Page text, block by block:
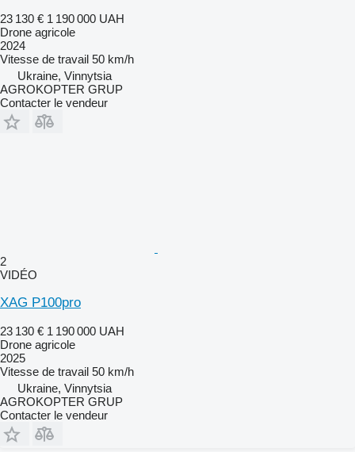
23 130 € 1 190 000 UAH
Drone agricole
2024
Vitesse de travail 50 km/h
Ukraine, Vinnytsia
AGROKOPTER GRUP
Contacter le vendeur
2
VIDÉO
XAG P100pro
23 130 € 1 190 000 UAH
Drone agricole
2025
Vitesse de travail 50 km/h
Ukraine, Vinnytsia
AGROKOPTER GRUP
Contacter le vendeur